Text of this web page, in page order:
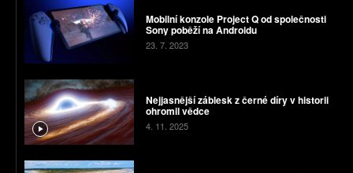
Mobilní konzole Project Q od společnosti
Sony poběží na Androidu
23. 7. 2023
Nejjasnější záblesk z černé díry v historii
ohromil vědce
4. 11. 2025